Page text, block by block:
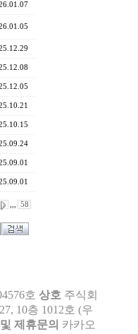
,,, 58
호 상호 주식회
10층 1012호 (우
제휴문의 카카오